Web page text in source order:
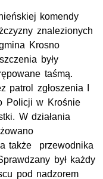
komendy
znalezionych
Krosno
były
taśmą.
patrol zgłoszenia I
Policji w Krośnie
W działania
także przewodnika
był każdy
pod nadzorem